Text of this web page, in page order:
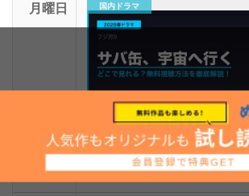
月曜日 国内ドラマ
「サバ缶、宇宙へ行く」どこで見
料視聴できる配信サービス